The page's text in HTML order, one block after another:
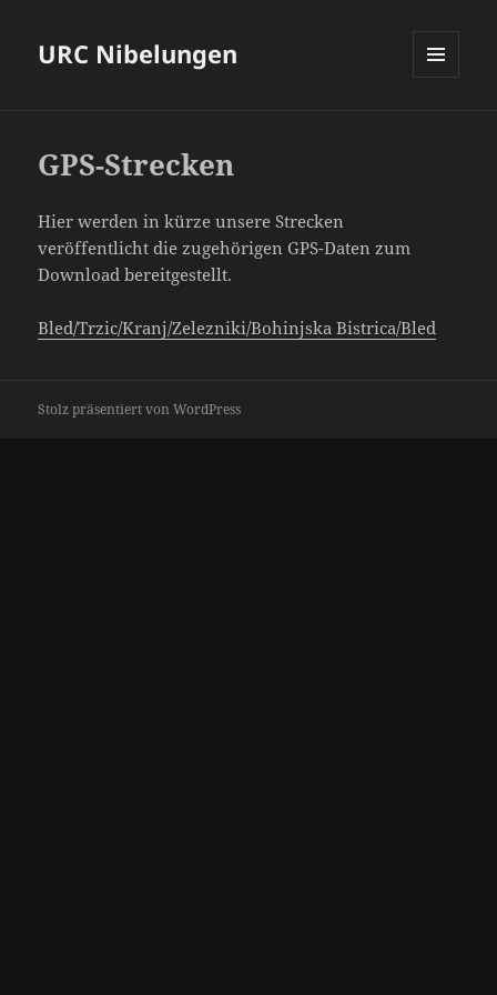
URC Nibelungen
GPS-Strecken
Hier werden in kürze unsere Strecken
veröffentlicht die zugehörigen GPS-Daten zum
Download bereitgestellt.
Bled/Trzic/Kranj/Zelezniki/Bohinjska Bistrica/Bled
Stolz präsentiert von WordPress